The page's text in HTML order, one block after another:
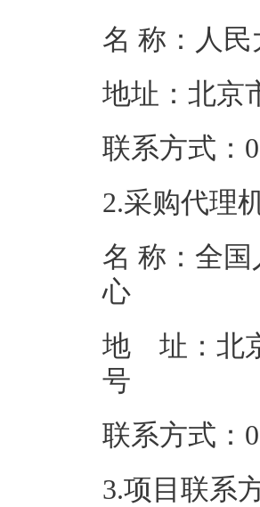
名 称：
地址：
联系方
2.采购代理
名 称：全
地 址：北
联系
3.项目联系